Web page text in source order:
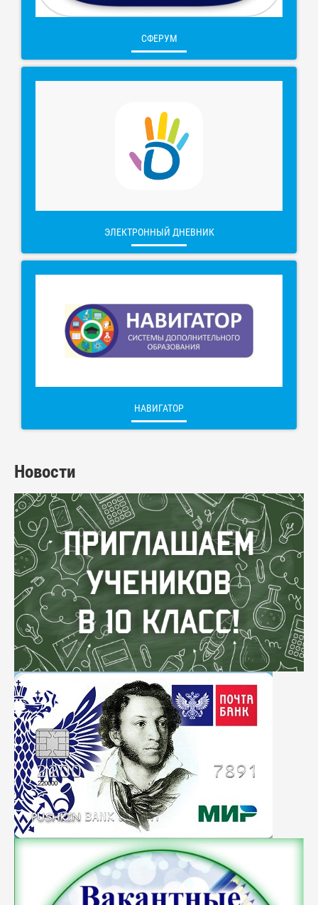
СФЕРУМ
ЭЛЕКТРОННЫЙ ДНЕВНИК
НАВИГАТОР
Новости